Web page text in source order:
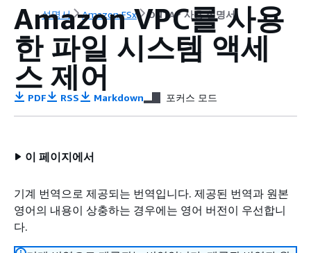
설명서 Amazon FSx ONTAP 사용 설명서
Amazon VPC를 사용
한 파일 시스템 액세
스 제어
PDF RSS Markdown 포커스 모드
이 페이지에서
기계 번역으로 제공되는 번역입니다. 제공된 번역과 원본
영어의 내용이 상충하는 경우에는 영어 버전이 우선합니
다.